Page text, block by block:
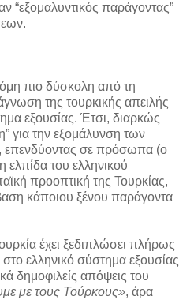
“εξομαλυντικός παράγοντας”
πιο δύσκολη από τη
της τουρκικής απειλής
εξουσίας. Έτσι, διαρκώς
για την εξομάλυνση των
επενδύοντας σε πρόσωπα (ο
ελπίδα του ελληνικού
προοπτική της Τουρκίας,
κάποιου ξένου παράγοντα
έχει ξεδιπλώσει πλήρως
στο ελληνικό σύστημα εξουσίας
δημοφιλείς απόψεις του
με τους Τούρκους», άρα